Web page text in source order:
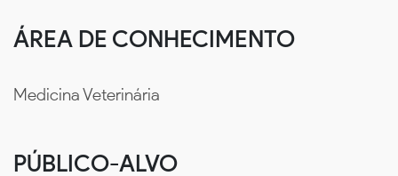
ÁREA DE CONHECIMENTO
Medicina Veterinária
PÚBLICO-ALVO